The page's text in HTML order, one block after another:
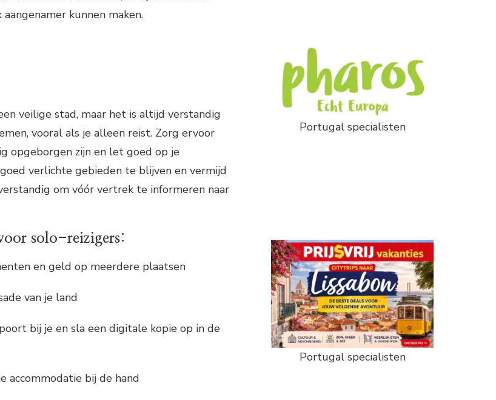
kunnen maken.
veilige stad, maar het is altijd verstandig
vooral als je alleen reist. Zorg ervoor
opgeborgen zijn en let goed op je
goed verlichte gebieden te blijven en vermijd
om vóór vertrek te informeren naar
solo-reizigers:
en geld op meerdere plaatsen
van je land
bij je en sla een digitale kopie op in de
accommodatie bij de hand
Portugal specialisten
Portugal specialisten